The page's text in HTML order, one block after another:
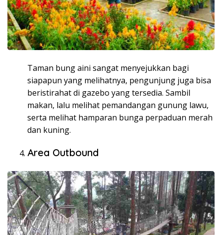
Taman bung aini sangat menyejukkan bagi
siapapun yang melihatnya, pengunjung juga bisa
beristirahat di gazebo yang tersedia. Sambil
makan, lalu melihat pemandangan gunung lawu,
serta melihat hamparan bunga perpaduan merah
dan kuning.
Area Outbound